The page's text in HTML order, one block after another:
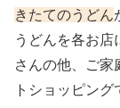
きたてのうどん
うどんを各お
さんの他、ご家
トショッピング